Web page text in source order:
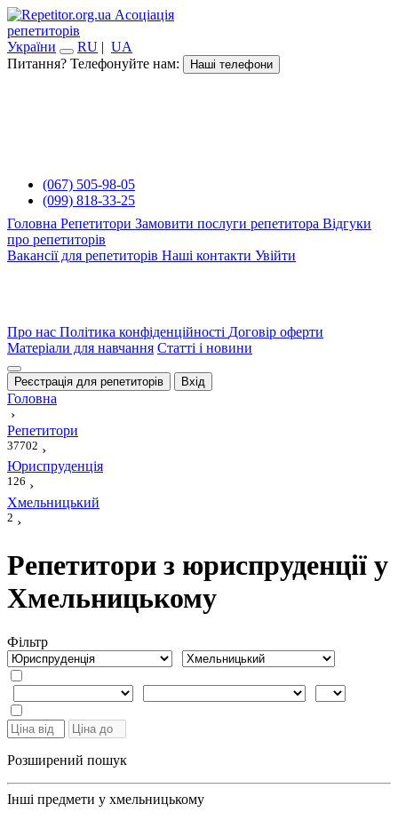
Асоціація
репетиторів
України
RU | UA
Питання? Телефонуйте нам:
Наші телефони
(067) 505-98-05
(099) 818-33-25
Головна Репетитори Замовити послуги репетитора Відгуки
про репетиторів
Вакансії для репетиторів Наші контакти Увійти
Про нас Політика конфіденційності Договір оферти
Матеріали для навчання Статті і новини
Реєстрація для репетиторів Вхід
Головна
›
Репетитори
37702 ›
Юриспруденція
126 ›
Хмельницький
2 ›
Репетитори з юриспруденції у
Хмельницькому
Фiльтр
Розширений пошук
Інші предмети у хмельницькому